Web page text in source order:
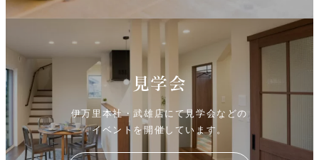
見学会
伊万里本社・武雄店にて見学会などの
イベントを開催しています。